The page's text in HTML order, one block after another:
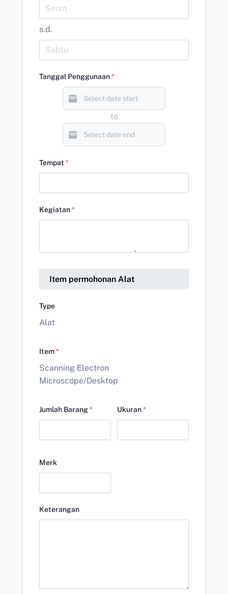
s.d.
Tanggal Penggunaan*
to
Tempat *
Kegiatan*
Item permohonan Alat
Type
Alat
Item*
Scanning Electron
Microscope/Desktop
Jumlah Barang* Ukuran*
Merk
Keterangan